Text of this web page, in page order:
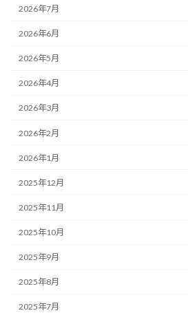
2026年7月
2026年6月
2026年5月
2026年4月
2026年3月
2026年2月
2026年1月
2025年12月
2025年11月
2025年10月
2025年9月
2025年8月
2025年7月